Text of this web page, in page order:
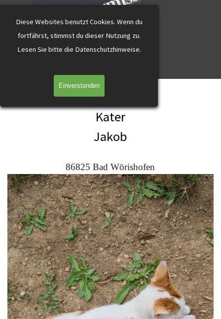
Diese Websites benutzt Cookies. Wenn du
fortfährst, stimmst du dieser Nutzung zu.
Lesen Sie bitte die Datenschutzhinweise.
Einverstanden
Direkt zum Seiteninhalt
Jakob Bad Wörishofen rot-weiss
Kater
Jakob
86825 Bad Wörishofen